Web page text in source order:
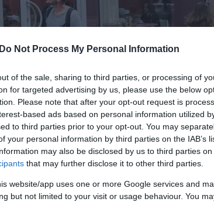
Do Not Process My Personal Information
of the sale, sharing to third parties, or processing of
for targeted advertising by us, please use the below
Please note that after your opt-out request is
based ads based on personal information utilized
to third parties prior to your opt-out. You may
your personal information by third parties on the IAB’s
may also be disclosed by us to third parties on
that may further disclose it to other third parties.
website/app uses one or more Google services and
but not limited to your visit or usage behaviour. You
is, vegán ételeket és különféle